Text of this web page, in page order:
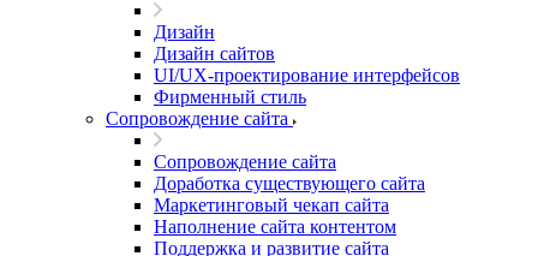
Дизайн
Дизайн сайтов
UI/UX-проектирование интерфейсов
Фирменный стиль
Сопровождение сайта
Сопровождение сайта
Доработка существующего сайта
Маркетинговый чекап сайта
Наполнение сайта контентом
Поддержка и развитие сайта